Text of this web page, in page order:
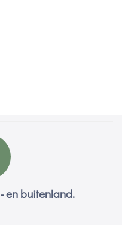
en buitenland.